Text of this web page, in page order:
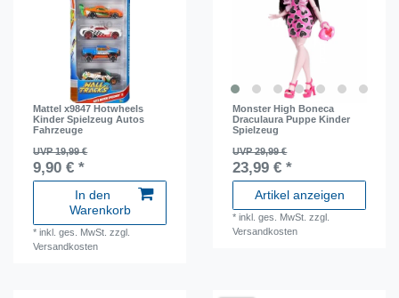
Mattel x9847 Hotwheels
Kinder Spielzeug Autos
Fahrzeuge
UVP 19,99 €
9,90 € *
In den
Warenkorb
*inkl. ges. MwSt. zzgl.
Versandkosten
Monster High Boneca
Draculaura Puppe Kinder
Spielzeug
UVP 29,99 €
23,99 € *
Artikel anzeigen
*inkl. ges. MwSt. zzgl.
Versandkosten